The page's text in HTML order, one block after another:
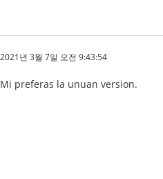
2021년 3월 7일 오전 9:43:54
Mi preferas la unuan version.